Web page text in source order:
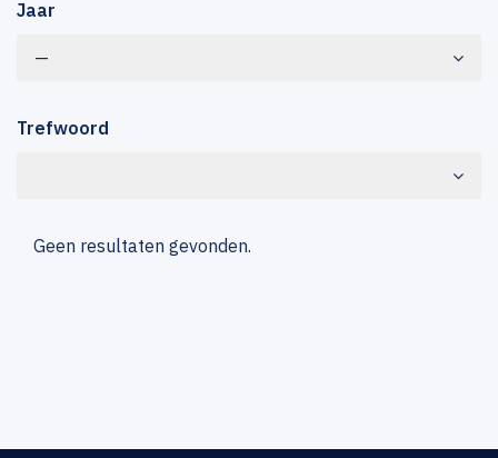
Jaar
—
Trefwoord
Geen resultaten gevonden.